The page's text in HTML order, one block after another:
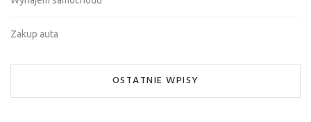
Zakup auta
OSTATNIE WPISY